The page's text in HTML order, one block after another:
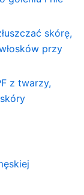
skórę,
przy
z twarzy,